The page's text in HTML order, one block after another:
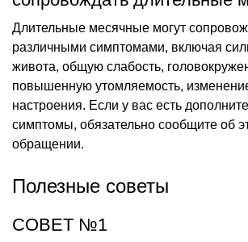
Длительные месячные могут
различными симптомами, включая
живота, общую слабость,
повышенную утомляемость,
настроения. Если у вас есть
симптомы, обязательно сообщите об
обращении.
Полезные советы
СОВЕТ №1